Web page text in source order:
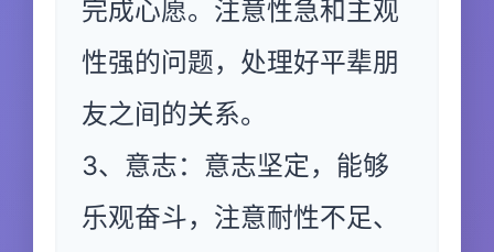
完成心愿。注意性急和主观
性强的问题，处理好平辈朋
友之间的关系。
3、意志：意志坚定，能够
乐观奋斗，注意耐性不足、